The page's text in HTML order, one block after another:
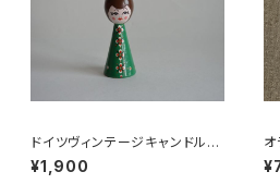
ドイツヴィンテージキャンドルホ
ルダー緑
¥1,900
オ
ー
4